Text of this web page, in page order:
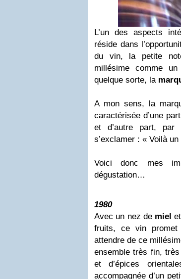
L’un des aspects
réside dans
du vin, la petite
millésime comme
quelque sorte, la
A mon sens, la
caractérisée d’une
et d’autre part,
s’exclamer : « Voilà
Voici donc mes
dégustation…
1980
Avec un nez de miel
fruits, ce vin promet
attendre de ce
ensemble très fin,
et d’épices
accompagnée d’un